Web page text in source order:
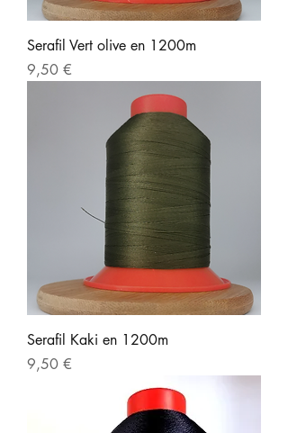
Serafil Vert olive en 1200m
Prix
9,50 €
Serafil Kaki en 1200m
Prix
9,50 €